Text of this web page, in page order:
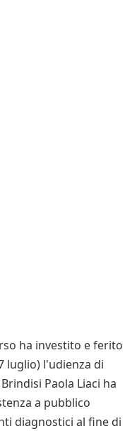
ha investito e ferito
luglio) l'udienza di
Paola Liaci ha
a pubblico
diagnostici al fine di